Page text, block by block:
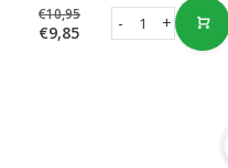
€10,95
€9,85 +
-